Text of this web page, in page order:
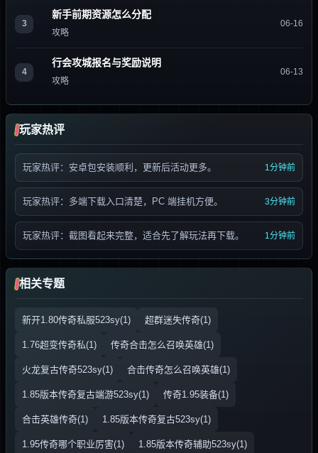
3
新手前期资源怎么分配
攻略
06-16
4
行会攻城报名与奖励说明
攻略
06-13
玩家热评
玩家热评：安卓包安装顺利，更新后活动更多。 1分钟前
玩家热评：多端下载入口清楚，PC 端挂机方便。 3分钟前
玩家热评：截图看起来完整，适合先了解玩法再下载。 1分钟前
相关专题
新开1.80传奇私服523sy(1) 超群迷失传奇(1)
1.76超变传奇私(1) 传奇合击怎么召唤英雄(1)
火龙复古传奇523sy(1) 合击传奇怎么召唤英雄(1)
1.85版本传奇复古端游523sy(1) 传奇1.95装备(1)
合击英雄传奇(1) 1.85版本传奇复古523sy(1)
1.95传奇哪个职业厉害(1) 1.85版本传奇辅助523sy(1)